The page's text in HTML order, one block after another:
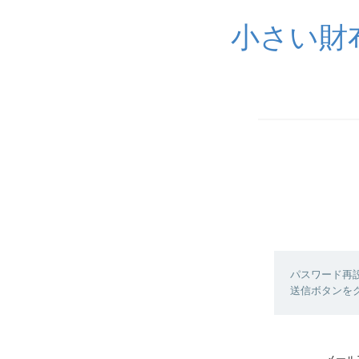
小さい
パスワード再
送信ボタンを